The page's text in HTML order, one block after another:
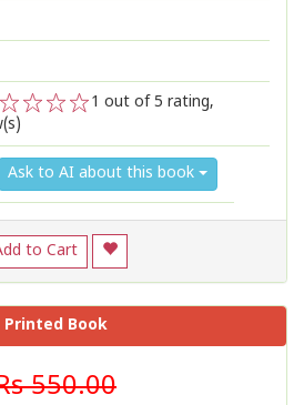
1 out of 5 rating,
Ask to AI about this book
to Cart
Printed Book
550.00